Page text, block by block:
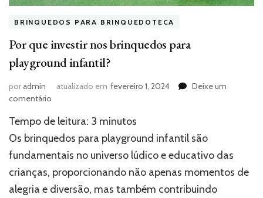
BRINQUEDOS PARA BRINQUEDOTECA
Por que investir nos brinquedos para
playground infantil?
poradmin atualizado em fevereiro 1, 2024
Deixe um
comentário
que
investir
brinquedos
para
playground
Tempo de leitura: 3 minutos
Os brinquedos para playground infantil são
fundamentais no universo lúdico e educativo das
crianças, proporcionando não apenas momentos de
alegria e diversão, mas também contribuindo